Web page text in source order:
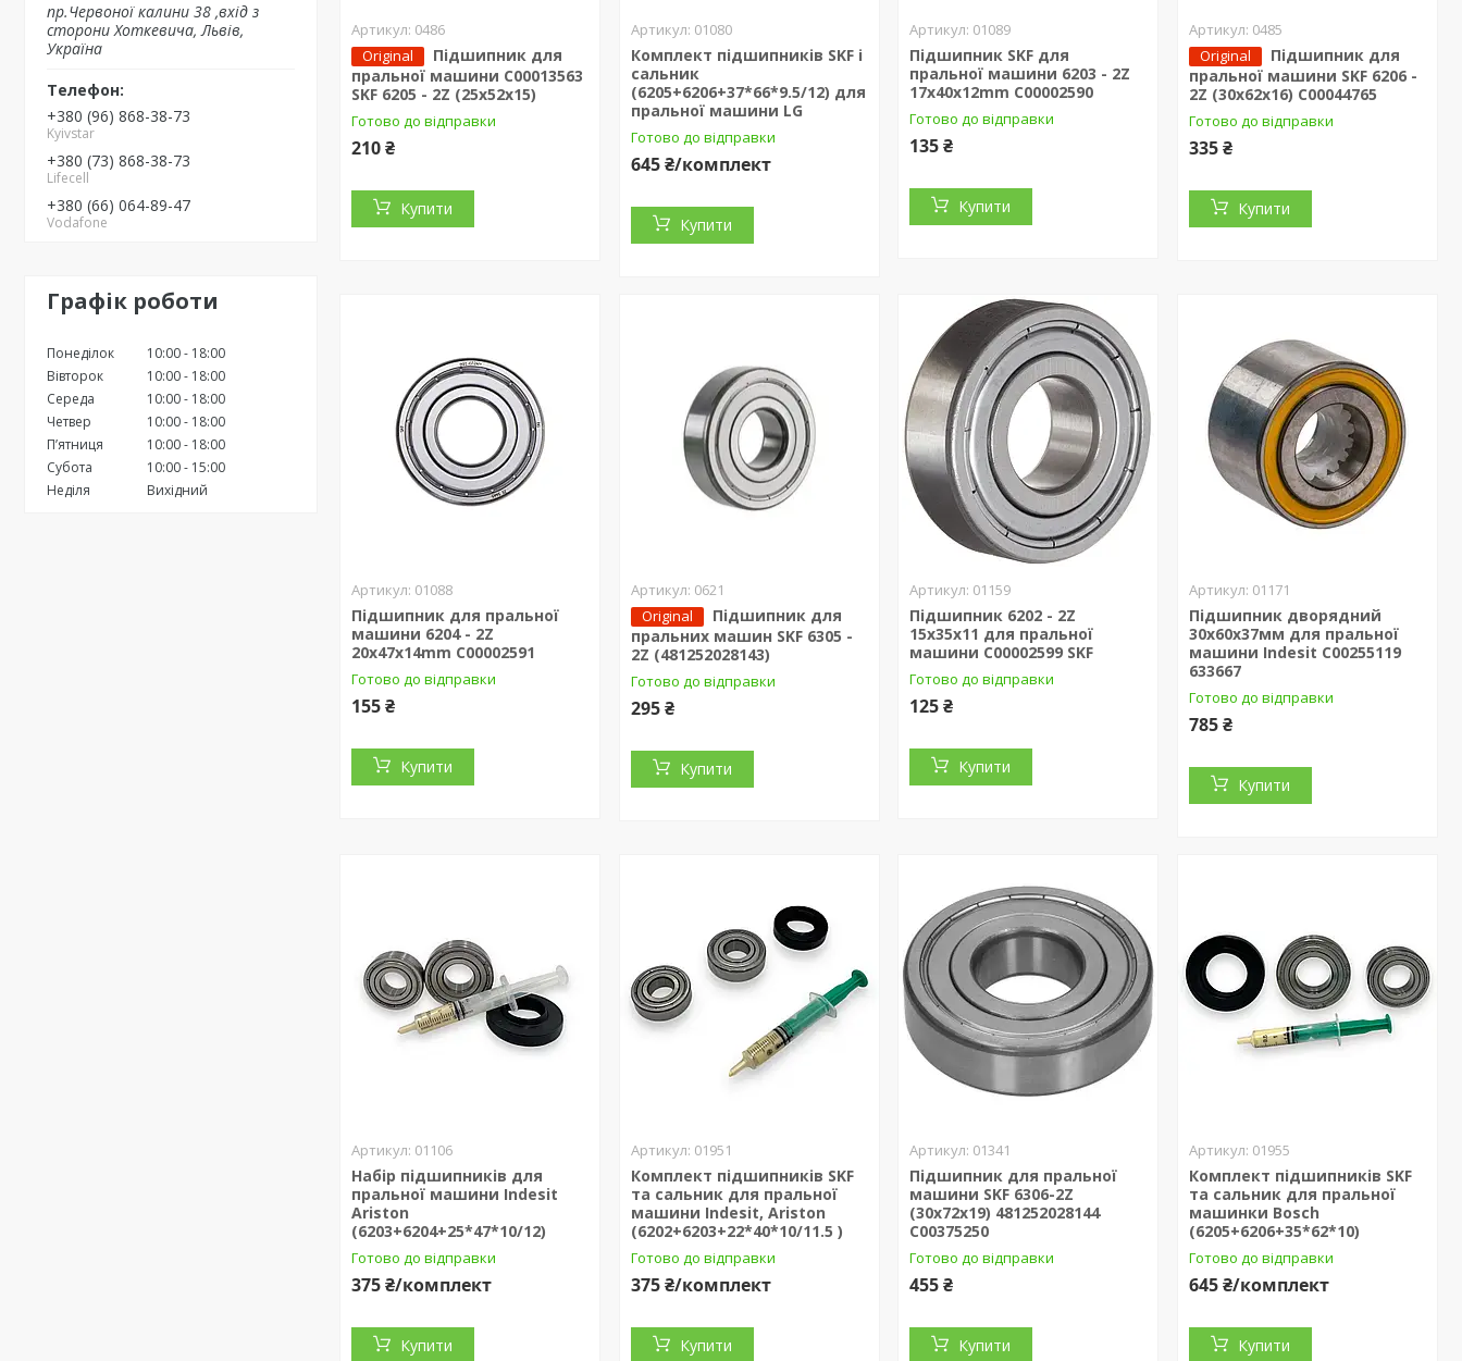
пр.Червоної калини 38 ,вхід з
сторони Хоткевича, Львів,
Україна
+380 (96) 868-38-73
Kyivstar
+380 (73) 868-38-73
Lifecell
+380 (66) 064-89-47
Vodafone
Графік роботи
Понеділок 10:00
18:00
Вівторок
10:00
18:00
Середа
10:00
18:00
Четвер
10:00
18:00
Пʼятниця
10:00
18:00
Субота
10:00
15:00
Неділя
Вихідний
0486
Original
Підшипник для
пральної машини C00013563
SKF 6205 - 2Z (25x52x15)
Готово до відправки
210 ₴
Купити
01080
Комплект підшипників SKF і
сальник
(6205+6206+37*66*9.5/12) для
пральної машини LG
Готово до відправки
645 ₴/комплект
Купити
01089
Підшипник SKF для
пральної машини 6203 - 2Z
17x40x12mm C00002590
Готово до відправки
135 ₴
Купити
0485
Original
Підшипник для
пральної машини SKF 6206 -
2Z (30x62x16) C00044765
Готово до відправки
335 ₴
Купити
01088
Підшипник для пральної
машини 6204 - 2Z
20x47x14mm C00002591
Готово до відправки
155 ₴
Купити
0621
Original
Підшипник для
пральних машин SKF 6305 -
2Z (481252028143)
Готово до відправки
295 ₴
Купити
01159
Підшипник 6202 - 2Z
15x35x11 для пральної
машини C00002599 SKF
Готово до відправки
125 ₴
Купити
01171
Підшипник дворядний
30x60x37мм для пральної
машини Indesit C00255119
633667
Готово до відправки
785 ₴
Купити
01106
Набір підшипників для
пральної машини Indesit
Ariston
(6203+6204+25*47*10/12)
Готово до відправки
375 ₴/комплект
Купити
01951
Комплект підшипників SKF
та сальник для пральної
машини Indesit, Ariston
(6202+6203+22*40*10/11.5 )
Готово до відправки
375 ₴/комплект
Купити
01341
Підшипник для пральної
машини SKF 6306-2Z
(30x72x19) 481252028144
C00375250
Готово до відправки
455 ₴
Купити
01955
Комплект підшипників SKF
та сальник для пральної
машинки Bosch
(6205+6206+35*62*10)
Готово до відправки
645 ₴/комплект
Купити